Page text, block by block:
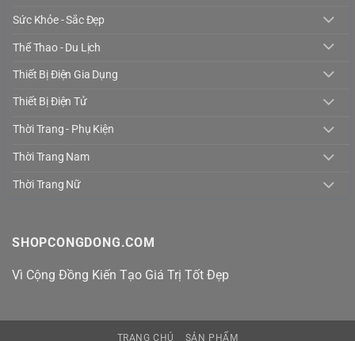
Sức Khỏe - Sắc Đẹp
Thể Thao - Du Lịch
Thiết Bị Điện Gia Dụng
Thiết Bị Điện Tử
Thời Trang - Phụ Kiện
Thời Trang Nam
Thời Trang Nữ
SHOPCONGDONG.COM
Vì Cộng Đồng Kiến Tạo Giá Trị Tốt Đẹp
TRANG CHỦ SẢN PHẨM